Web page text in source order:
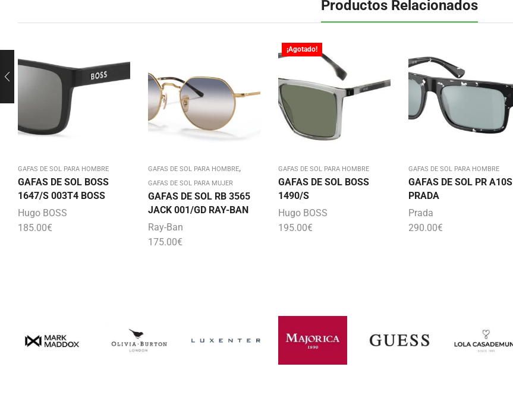
Productos Relacionados
GAFAS DE SOL PARA HOMBRE
GAFAS DE SOL BOSS
1647/S 003T4 BOSS
Hugo BOSS
185.00€
GAFAS DE SOL PARA HOMBRE,
GAFAS DE SOL PARA MUJER
GAFAS DE SOL RB 3565
JACK 001/GD RAY-BAN
Ray-Ban
175.00€
¡Agotado!
GAFAS DE SOL PARA HOMBRE
GAFAS DE SOL BOSS
1490/S
Hugo BOSS
195.00€
GAFAS DE SOL PARA HOMBRE
GAFAS DE SOL PR A10S
PRADA
Prada
290.00€